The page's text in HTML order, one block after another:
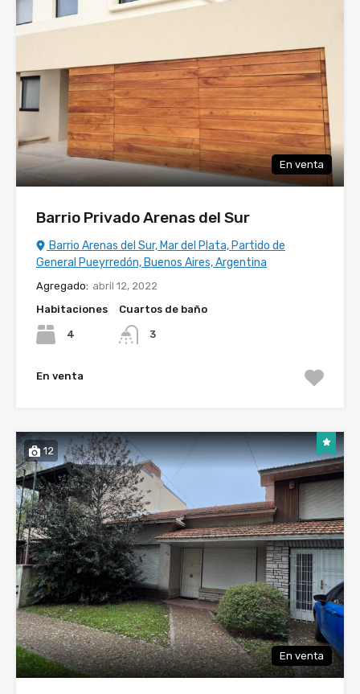
En venta
Barrio Privado Arenas del Sur
Barrio Arenas del Sur, Mar del Plata, Partido de
General Pueyrredón, Buenos Aires, Argentina
Agregado: abril 12, 2022
Habitaciones
4
Cuartos de baño
3
En venta
12
En venta